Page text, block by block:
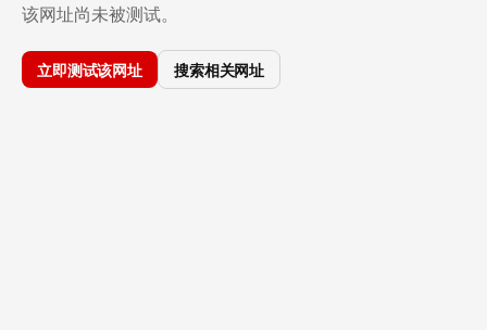
该网址尚未被测试。
立即测试该网址 搜索相关网址